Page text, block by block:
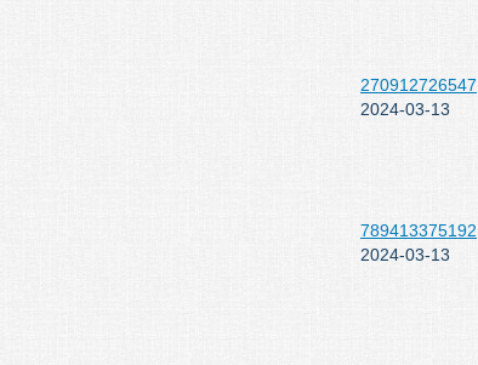
270912726547
2024-03-13
789413375192
2024-03-13